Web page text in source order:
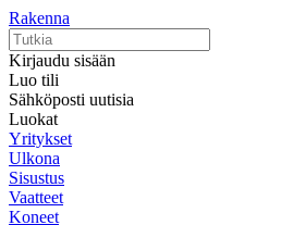
Rakenna
Kirjaudu sisään
Luo tili
Sähköposti uutisia
Luokat
Yritykset
Ulkona
Sisustus
Vaatteet
Koneet